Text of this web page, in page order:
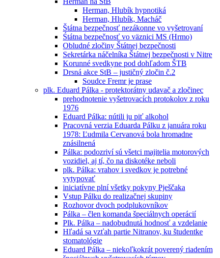
Herman, Hlubík hypnotiká
Herman, Hlubík, Macháč
Štátna bezpečnosť nezákonne vo vyšetrovaní
Śtátna bezpečnosť vo väznici MS (Hrmo)
Obludné zločiny Štátnej bezpečnosti
Sekretárka náčelníka Štátnej bezpečnosti v Nitre
Korunné svedkyne pod dohľadom ŠTB
Drsná akce StB – justičný zločin č.2
Soudce Fremr je prase
plk. Eduard Pálka - protektorátny udavač a zločinec
prehodnotenie vyšetrovacích protokolov z roku
1976
Eduard Pálka: nútili ju piť alkohol
Pracovná verzia Eduarda Pálku z januára roku
1978: Ľudmila Cervanová bola hromadne
znásilnená
Pálka: podozriví sú všetci majitelia motorových
vozidiel, aj tí, čo na diskotéke neboli
plk. Pálka: vrahov i svedkov je potrebné
vytypovať
iniciatívne plní všetky pokyny Pješčaka
Vstup Pálku do realizačnej skupiny
Rozhovor dvoch podplukovníkov
Pálka – člen komanda špeciálnych operácií
Plk. Pálka – nadobudnutá hodnosť a vzdelanie
Hľadá sa vzťah partie Nitranov, ku študentke
stomatológie
Eduard Pálka – niekoľkokrát poverený riadením